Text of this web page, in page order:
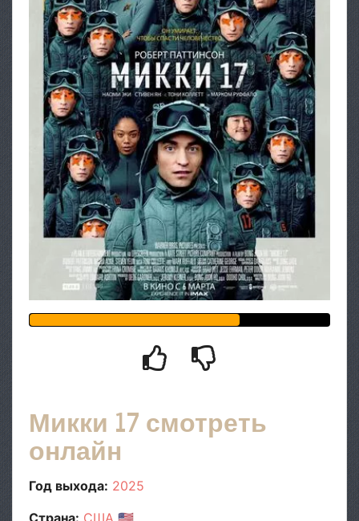
Микки 17 смотреть
онлайн
Год выхода: 2025
Страна: США 🇺🇸